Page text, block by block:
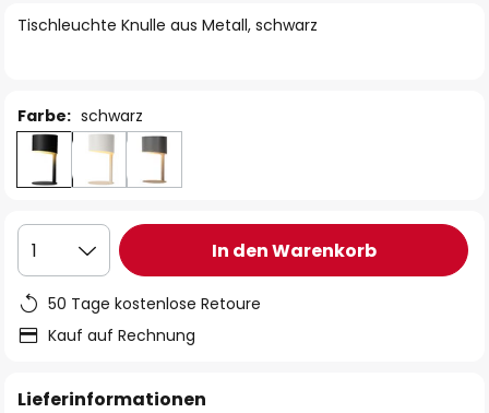
Tischleuchte Knulle aus Metall, schwarz
Farbe: schwarz
1 In den Warenkorb
50 Tage kostenlose Retoure
Kauf auf Rechnung
Lieferinformationen